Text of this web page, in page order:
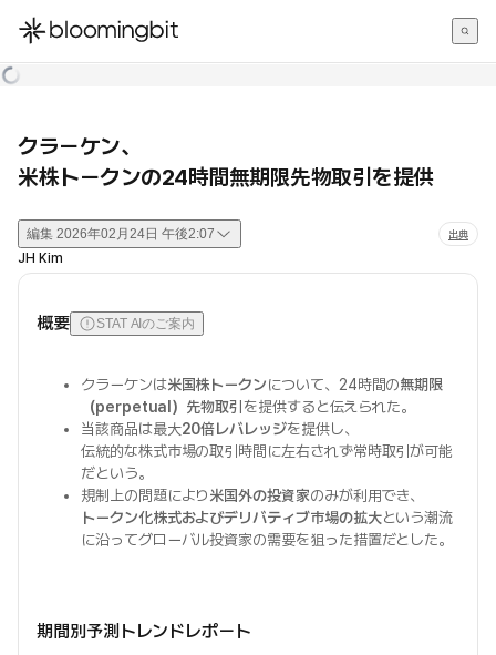
한국어
クラーケン、
米株トークンの24時間無期限先物取引を提供
編集 2026年02月24日 午後2:07 出典
JH Kim
概要 STAT AIのご案内
クラーケンは米国株トークンについて、24時間の無期限
（perpetual）先物取引 を提供すると伝えられた。
当該商品は最大20倍レバレッジを提供し、
伝統的な株式市場の取引時間に左右されず常時取引が可能
だという。
規制上の問題により米国外の投資家のみが利用でき、
トークン化株式およびデリバティブ市場の拡大という潮流
に沿ってグローバル投資家の需要を狙った措置だとした。
期間別予測トレンドレポート